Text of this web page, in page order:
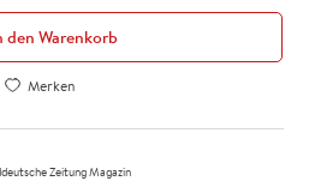
den Warenkorb
Merken
Zeitung Magazin